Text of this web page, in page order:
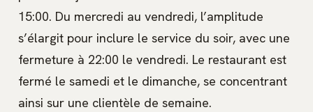
15:00. Du mercredi au vendredi, l’amplitude
s’élargit pour inclure le service du soir, avec une
fermeture à 22:00 le vendredi. Le restaurant est
fermé le samedi et le dimanche, se concentrant
ainsi sur une clientèle de semaine.